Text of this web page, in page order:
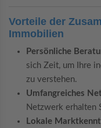
Vorteile der
Immobilien
Persönliche
sich Zeit, um Ihre
zu verstehen.
Umfangreiches
Netzwerk erhalten
Lokale